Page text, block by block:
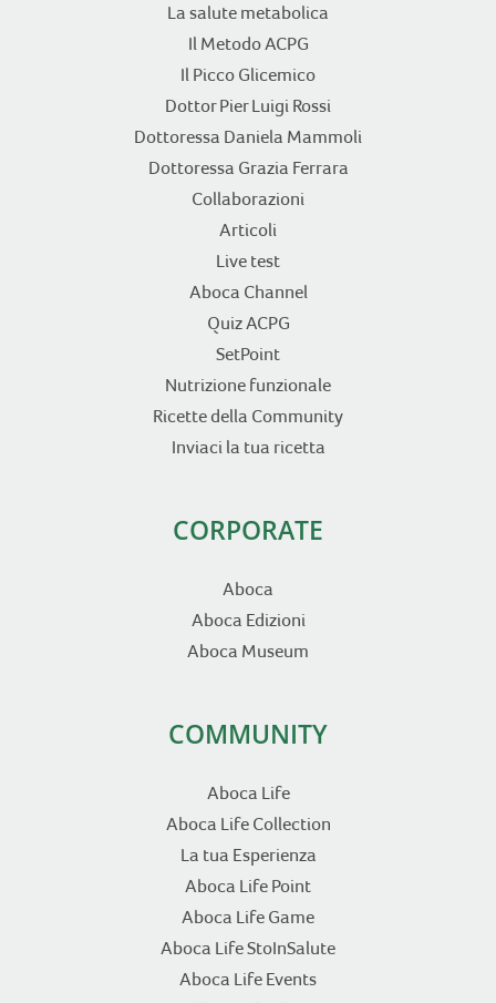
La salute metabolica
Il Metodo ACPG
Il Picco Glicemico
Dottor Pier Luigi Rossi
Dottoressa Daniela Mammoli
Dottoressa Grazia Ferrara
Collaborazioni
Articoli
Live test
Aboca Channel
Quiz ACPG
SetPoint
Nutrizione funzionale
Ricette della Community
Inviaci la tua ricetta
CORPORATE
Aboca
Aboca Edizioni
Aboca Museum
COMMUNITY
Aboca Life
Aboca Life Collection
La tua Esperienza
Aboca Life Point
Aboca Life Game
Aboca Life StoInSalute
Aboca Life Events